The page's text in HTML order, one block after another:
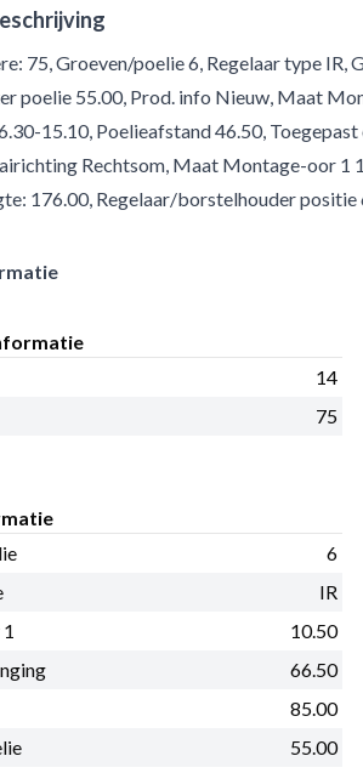
75, Groeven/poelie 6, Regelaar type IR,
poelie 55.00, Prod. info Nieuw, Maat
15.10, Poelieafstand 46.50, Toegepast
Rechtsom, Maat Montage-oor 1
176.00, Regelaar/borstelhouder
14
75
6
IR
10.50
66.50
85.00
55.00